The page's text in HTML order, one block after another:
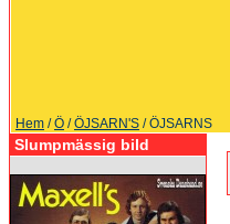
Hem /Ö /ÖJSARN'S / ÖJSARNS
Slumpmässig bild